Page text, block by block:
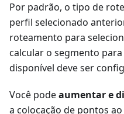
Por padrão, o tipo de
perfil selecionado
roteamento para
calcular o segmento
disponível deve ser
Você podeaumentar e
a colocação de pontos